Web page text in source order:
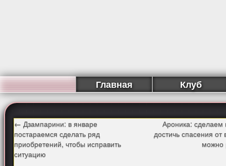
Главная Клуб
← Дзампарини: в январе
постараемся сделать ряд
приобретений, чтобы исправить
ситуацию
Ароника: сделаем
достичь спасения от